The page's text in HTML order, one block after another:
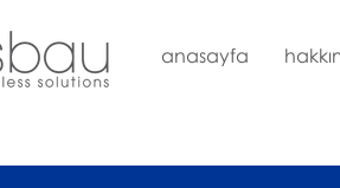
anasayfa